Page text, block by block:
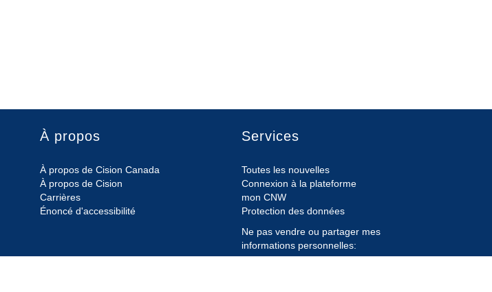
À propos
À propos de Cision Canada
À propos de Cision
Carrières
Énoncé d'accessibilité
Services
Toutes les nouvelles
Connexion à la plateforme
mon CNW
Protection des données
Ne pas vendre ou partager mes
informations personnelles: